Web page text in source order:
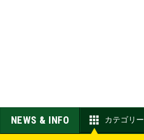
NEWS & INFO カテゴリー